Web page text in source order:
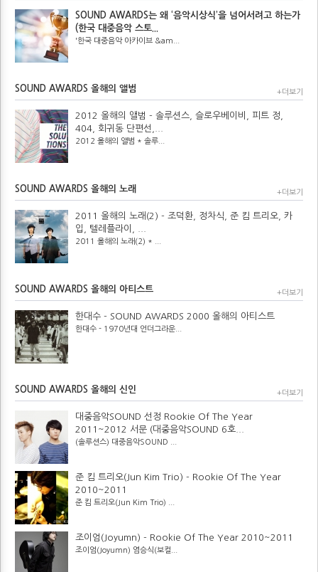
SOUND AWARDS는 왜 ‘음악시상식’을 넘어서려고 하는가
(한국 대중음악 스토...
'한국 대중음악 아카이브 &am...
SOUND AWARDS 올해의 앨범 +더보기
2012 올해의 앨범 - 솔루션스, 슬로우베이비, 피트 정,
404, 회귀동 단편선,...
2012 올해의 앨범 * 솔루...
SOUND AWARDS 올해의 노래 +더보기
2011 올해의 노래(2) - 조덕환, 정차식, 준 킴 트리오, 카
입, 텔레플라이, ...
2011 올해의 노래(2) * ...
SOUND AWARDS 올해의 아티스트 +더보기
한대수 - SOUND AWARDS 2000 올해의 아티스트
한대수 - 1970년대 언더그라운...
SOUND AWARDS 올해의 신인 +더보기
대중음악SOUND 선정 Rookie Of The Year
2011~2012 서문 (대중음악SOUND 6호...
(솔루션스) 대중음악SOUND ...
준 킴 트리오(Jun Kim Trio) - Rookie Of The Year
2010~2011
준 킴 트리오(Jun Kim Trio) ...
조이엄(Joyumn) - Rookie Of The Year 2010~2011
조이엄(Joyumn) 염승식(보컬...